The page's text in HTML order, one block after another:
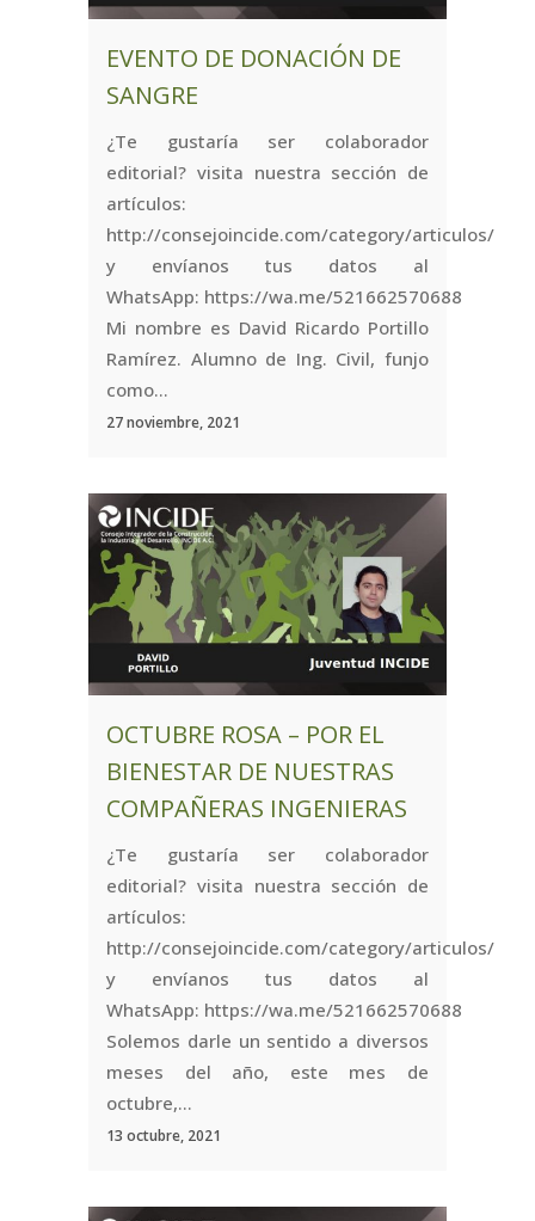
EVENTO DE DONACIÓN DE
SANGRE
¿Te gustaría ser colaborador
editorial? visita nuestra sección de
artículos:
http://consejoincide.com/category/articulos/
y envíanos tus datos al
WhatsApp: https://wa.me/521662570688
Mi nombre es David Ricardo Portillo
Ramírez. Alumno de Ing. Civil, funjo
como...
27 noviembre, 2021
OCTUBRE ROSA – POR EL
BIENESTAR DE NUESTRAS
COMPAÑERAS INGENIERAS
¿Te gustaría ser colaborador
editorial? visita nuestra sección de
artículos:
http://consejoincide.com/category/articulos/
y envíanos tus datos al
WhatsApp: https://wa.me/521662570688
Solemos darle un sentido a diversos
meses del año, este mes de
octubre,...
13 octubre, 2021